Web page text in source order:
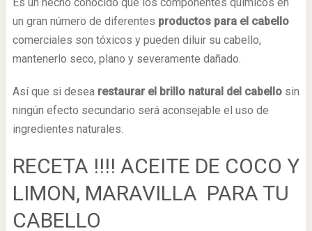
Es un hecho conocido que los componentes químicos en
un gran número de diferentes productos para el cabello
comerciales son tóxicos y pueden diluir su cabello,
mantenerlo seco, plano y severamente dañado.
Así que si desearestaurar el brillo natural del cabellosin
ningún efecto secundario será aconsejable el uso de
ingredientes naturales.
RECETA !!!! ACEITE DE COCO Y
LIMON, MARAVILLA PARA TU
CABELLO